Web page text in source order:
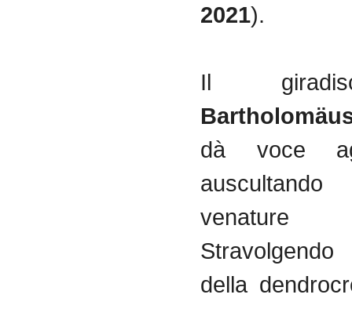
2021).
Il
dà voce
venature
della